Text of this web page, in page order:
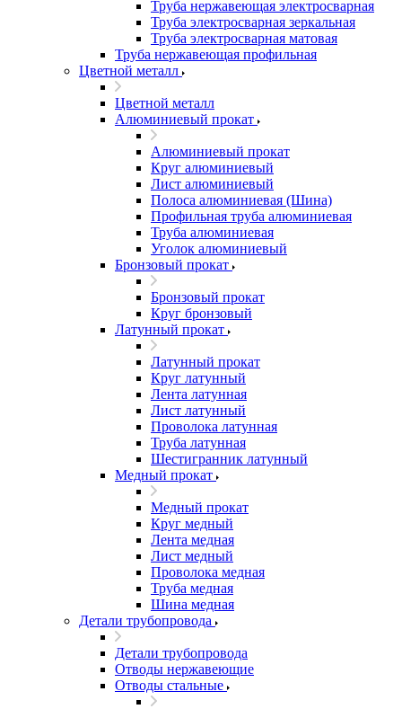
Труба нержавеющая электросварная
Труба электросварная зеркальная
Труба электросварная матовая
Труба нержавеющая профильная
Цветной металл
Цветной металл
Алюминиевый прокат
Алюминиевый прокат
Круг алюминиевый
Лист алюминиевый
Полоса алюминиевая (Шина)
Профильная труба алюминиевая
Труба алюминиевая
Уголок алюминиевый
Бронзовый прокат
Бронзовый прокат
Круг бронзовый
Латунный прокат
Латунный прокат
Круг латунный
Лента латунная
Лист латунный
Проволока латунная
Труба латунная
Шестигранник латунный
Медный прокат
Медный прокат
Круг медный
Лента медная
Лист медный
Проволока медная
Труба медная
Шина медная
Детали трубопровода
Детали трубопровода
Отводы нержавеющие
Отводы стальные